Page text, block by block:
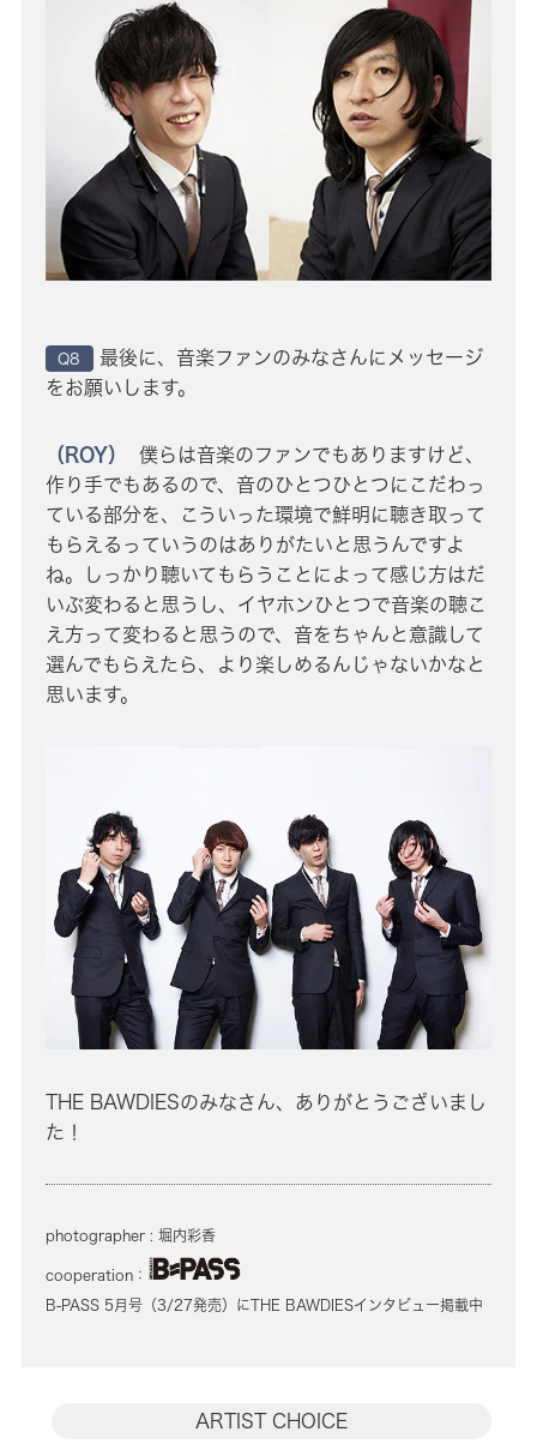
Q8
最後に、音楽ファンのみなさんにメッセージ
をお願いします。
（ROY）
僕らは音楽のファンでもありますけど、
作り手でもあるので、音のひとつひとつにこだわっ
ている部分を、こういった環境で鮮明に聴き取って
もらえるっていうのはありがたいと思うんですよ
ね。しっかり聴いてもらうことによって感じ方はだ
いぶ変わると思うし、イヤホンひとつで音楽の聴こ
え方って変わると思うので、音をちゃんと意識して
選んでもらえたら、より楽しめるんじゃないかなと
思います。
THE BAWDIESのみなさん、ありがとうございまし
た！
photographer : 堀内彩香
cooperation：
B-PASS 5月号（3/27発売）にTHE BAWDIESインタビュー掲載中
ARTIST CHOICE